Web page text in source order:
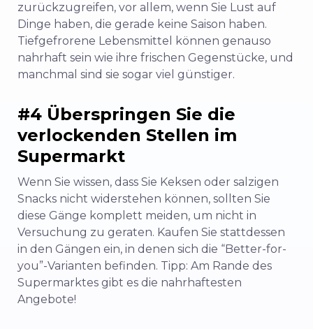
zurückzugreifen, vor allem, wenn Sie Lust auf
Dinge haben, die gerade keine Saison haben.
Tiefgefrorene Lebensmittel können genauso
nahrhaft sein wie ihre frischen Gegenstücke, und
manchmal sind sie sogar viel günstiger.
#4 Überspringen Sie die
verlockenden Stellen im
Supermarkt
Wenn Sie wissen, dass Sie Keksen oder salzigen
Snacks nicht widerstehen können, sollten Sie
diese Gänge komplett meiden, um nicht in
Versuchung zu geraten. Kaufen Sie stattdessen
in den Gängen ein, in denen sich die “Better-for-
you”-Varianten befinden. Tipp: Am Rande des
Supermarktes gibt es die nahrhaftesten
Angebote!